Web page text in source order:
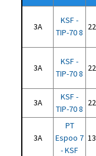
3A
KSF -
TIP-70 8
3A
KSF -
TIP-70 8
3A
KSF -
TIP-70 8
3A
PT
Espoo 7
- KSF